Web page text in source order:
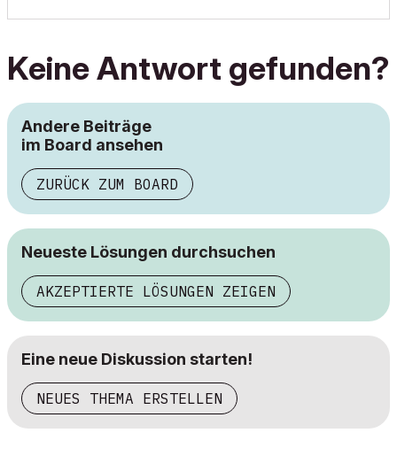
Keine Antwort gefunden?
Andere Beiträge
im Board ansehen
ZURÜCK ZUM BOARD
Neueste Lösungen durchsuchen
AKZEPTIERTE LÖSUNGEN ZEIGEN
Eine neue Diskussion starten!
NEUES THEMA ERSTELLEN